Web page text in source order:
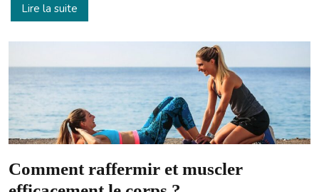
Lire la suite
Comment raffermir et muscler